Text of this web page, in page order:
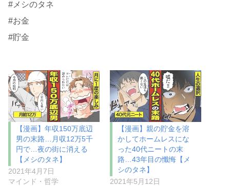
#メシのタネ
#お金
#貯金
【漫画】年収150万底辺
男の末路…月収12万5千
円で…夜の街に消える
【メシのタネ】
2021年4月7日
マインド・哲学
【漫画】親の貯金を溶
かしてホームレスにな
った40代ニートの末
路…43年目の懺悔【メ
シのタネ】
2021年5月12日